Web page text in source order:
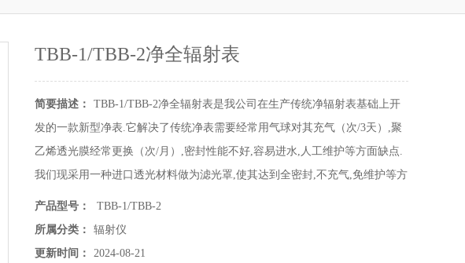
TBB-1/TBB-2净全辐射表
简要描述：
TBB-1/TBB-2净全辐射表是我公司在生产传统净辐射表基础上开
发的一款新型净表.它解决了传统净表需要经常用气球对其充气（次/3天）,聚
乙烯透光膜经常更换（次/月）,密封性能不好,容易进水,人工维护等方面缺点.
我们现采用一种进口透光材料做为滤光罩,使其达到全密封,不充气,免维护等方
面性能.这项技术现成为国产净辐射表的一项新突破,达到国外同类*产品水平.
产品型号：
TBB-1/TBB-2
所属分类：
辐射仪
更新时间：
2024-08-21